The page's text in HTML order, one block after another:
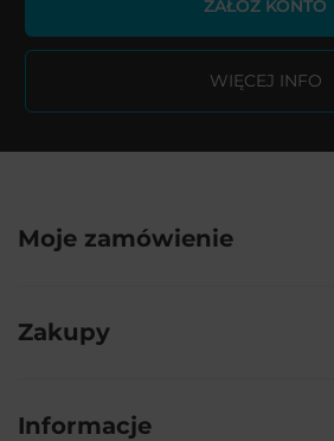
ZAŁÓŻ KONTO
WIĘCEJ INFO
Moje zamówienie
Zakupy
Informacje